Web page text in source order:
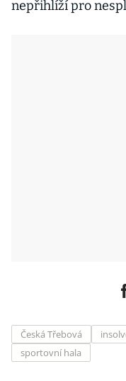
nepřihlíží pro
Česká Třebová
sportovní hala